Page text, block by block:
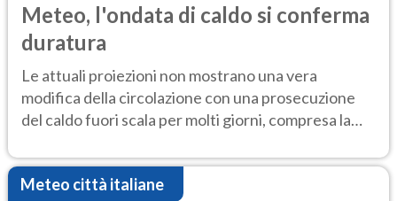
Meteo, l'ondata di caldo si conferma
duratura
Le attuali proiezioni non mostrano una vera
modifica della circolazione con una prosecuzione
del caldo fuori scala per molti giorni, compresa la
Meteo città italiane